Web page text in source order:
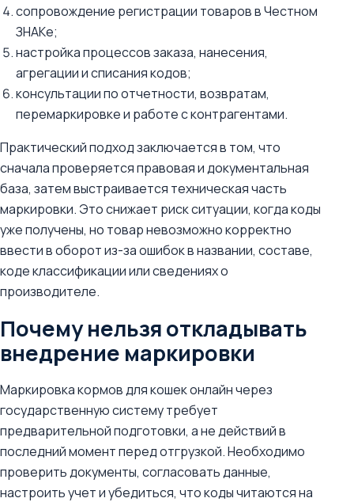
сопровождение регистрации товаров в Честном
ЗНАКе;
настройка процессов заказа, нанесения,
агрегации и списания кодов;
консультации по отчетности, возвратам,
перемаркировке и работе с контрагентами.
Практический подход заключается в том, что
сначала проверяется правовая и документальная
база, затем выстраивается техническая часть
маркировки. Это снижает риск ситуации, когда коды
уже получены, но товар невозможно корректно
ввести в оборот из-за ошибок в названии, составе,
коде классификации или сведениях о
производителе.
Почему нельзя откладывать
внедрение маркировки
Маркировка кормов для кошек онлайн через
государственную систему требует
предварительной подготовки, а не действий в
последний момент перед отгрузкой. Необходимо
проверить документы, согласовать данные,
настроить учет и убедиться, что коды читаются на